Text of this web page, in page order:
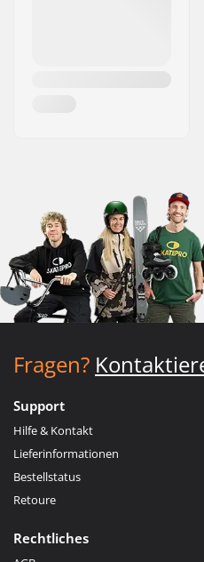
Fragen?
Support
Hilfe & Kontakt
Lieferinformationen
Bestellstatus
Retoure
Rechtliches